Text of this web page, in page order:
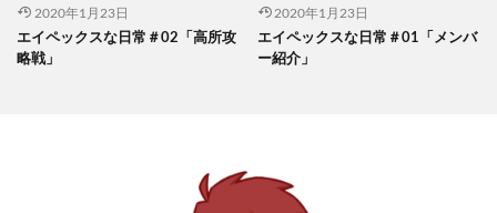
2020年1月23日
エイペックスな日常＃02「高所攻
略戦」
2020年1月23日
エイペックスな日常＃01「メンバ
ー紹介」